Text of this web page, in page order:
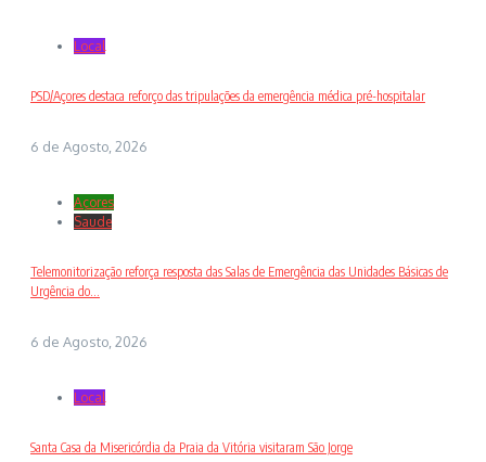
Local
PSD/Açores destaca reforço das tripulações da emergência médica pré-hospitalar
6 de Agosto, 2026
Açores
Saude
Telemonitorização reforça resposta das Salas de Emergência das Unidades Básicas de
Urgência do...
6 de Agosto, 2026
Local
Santa Casa da Misericórdia da Praia da Vitória visitaram São Jorge